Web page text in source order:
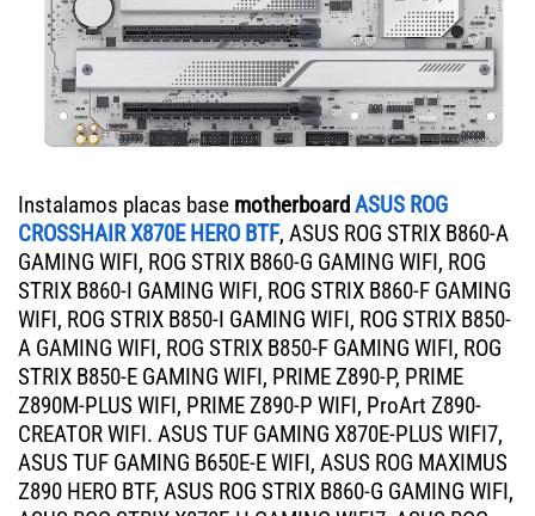
Instalamos placas base motherboardASUS ROG
CROSSHAIR X870E HERO BTF, ASUS ROG STRIX B860-A
GAMING WIFI, ROG STRIX B860-G GAMING WIFI, ROG
STRIX B860-I GAMING WIFI, ROG STRIX B860-F GAMING
WIFI, ROG STRIX B850-I GAMING WIFI, ROG STRIX B850-
A GAMING WIFI, ROG STRIX B850-F GAMING WIFI, ROG
STRIX B850-E GAMING WIFI, PRIME Z890-P, PRIME
Z890M-PLUS WIFI, PRIME Z890-P WIFI, ProArt Z890-
CREATOR WIFI. ASUS TUF GAMING X870E-PLUS WIFI7,
ASUS TUF GAMING B650E-E WIFI, ASUS ROG MAXIMUS
Z890 HERO BTF, ASUS ROG STRIX B860-G GAMING WIFI,